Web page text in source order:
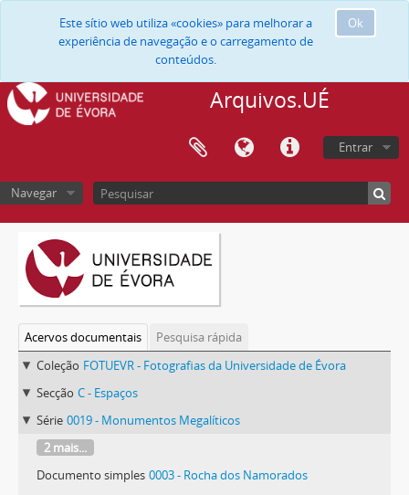
Ok
Este sítio web utiliza «cookies» para melhorar a
experiência de navegação e o carregamento de
conteúdos.
Arquivos.UÉ
Entrar
Navegar
Acervos documentais
Pesquisa rápida
Coleção FOTUEVR - Fotografias da Universidade de Évora
Secção C - Espaços
Série 0019 - Monumentos Megalíticos
2 mais...
Documento simples 0003 - Rocha dos Namorados